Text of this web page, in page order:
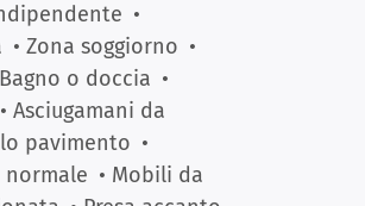
•
• Zona soggiorno •
Bagno o doccia •
• Asciugamani da
pavimento •
normale • Mobili da